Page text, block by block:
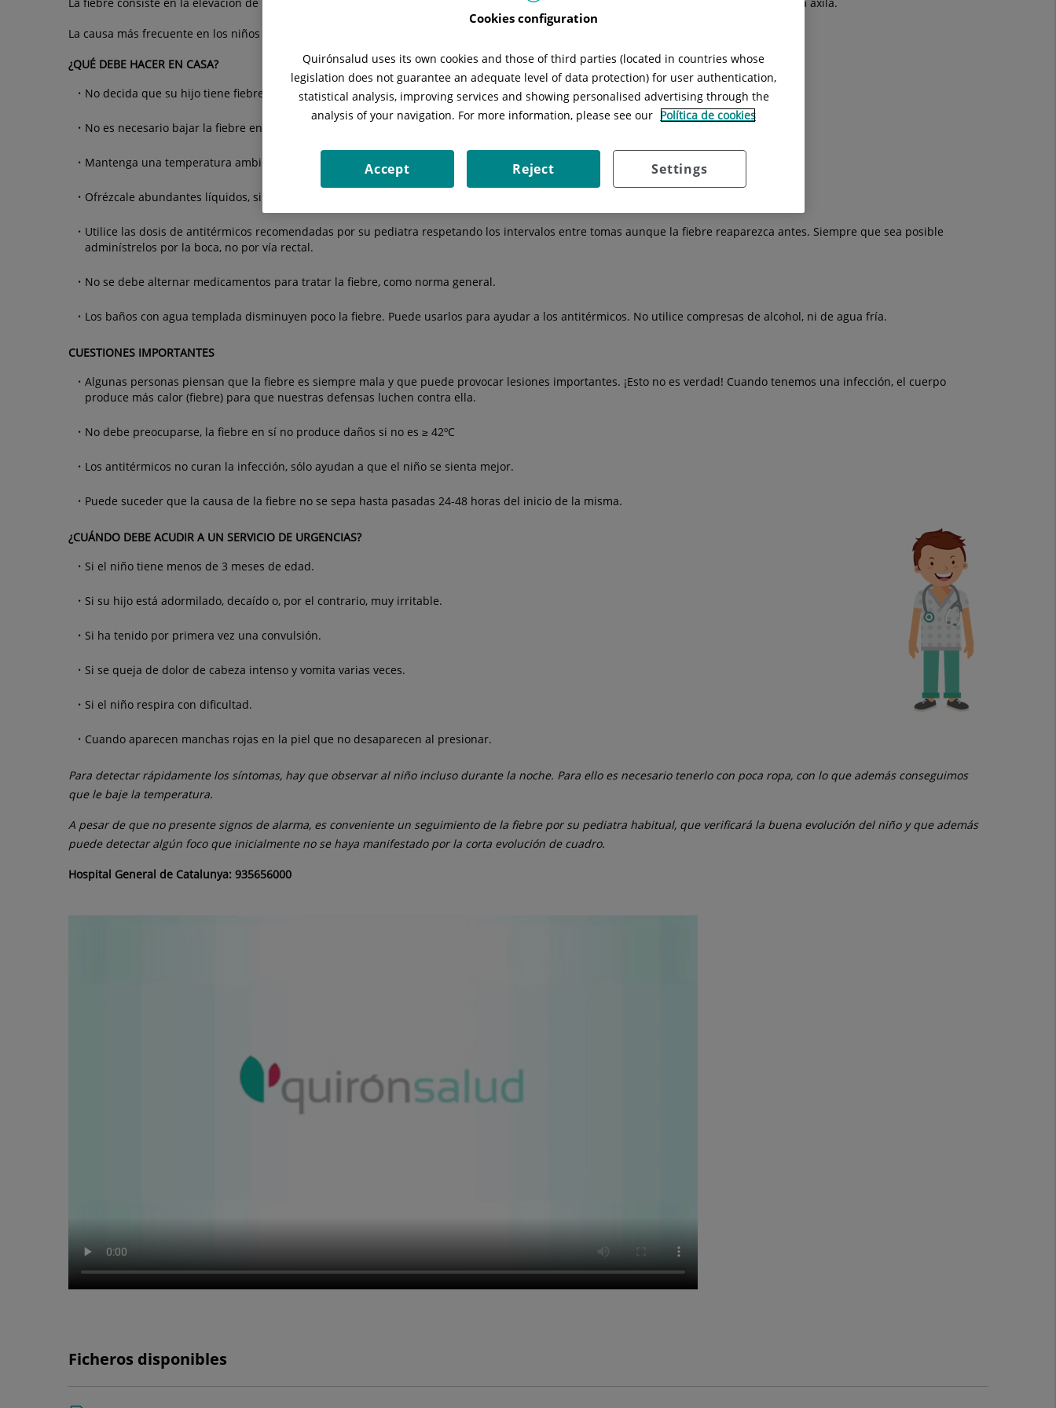
La causa más frecuente en los niños es una infección vírica.
¿QUÉ DEBE HACER EN CASA?
No decida que su hijo tiene fiebre poniéndole la mano sobre la frente, use el termómetro.
No es necesario bajar la fiebre en todas las circunstancias, sólo si el niño está molesto. Esto ocurre, generalmente, a partir de 38-38,5ºC.
Mantenga una temperatura ambiental agradable. No ponga mucha ropa al niño.
Ofrézcale abundantes líquidos, sin forzarle.
Utilice las dosis de antitérmicos recomendadas por su pediatra respetando los intervalos entre tomas aunque la fiebre reaparezca antes. Siempre que sea posible
adminístrelos por la boca, no por vía rectal.
No se debe alternar medicamentos para tratar la fiebre, como norma general.
Los baños con agua templada disminuyen poco la fiebre. Puede usarlos para ayudar a los antitérmicos. No utilice compresas de alcohol, ni de agua fría.
CUESTIONES IMPORTANTES
Algunas personas piensan que la fiebre es siempre mala y que puede provocar lesiones importantes. ¡Esto no es verdad! Cuando tenemos una infección, el cuerpo
produce más calor (fiebre) para que nuestras defensas luchen contra ella.
No debe preocuparse, la fiebre en sí no produce daños si no es ≥ 42ºC
Los antitérmicos no curan la infección, sólo ayudan a que el niño se sienta mejor.
Puede suceder que la causa de la fiebre no se sepa hasta pasadas 24-48 horas del inicio de la misma.
¿CUÁNDO DEBE ACUDIR A UN SERVICIO DE URGENCIAS?
Si el niño tiene menos de 3 meses de edad.
Si su hijo está adormilado, decaído o, por el contrario, muy irritable.
Si ha tenido por primera vez una convulsión.
Si se queja de dolor de cabeza intenso y vomita varias veces.
Si el niño respira con dificultad.
Cuando aparecen manchas rojas en la piel que no desaparecen al presionar.
Para detectar rápidamente los síntomas, hay que observar al niño incluso durante la noche. Para ello es necesario tenerlo con poca ropa, con lo que además conseguimos
que le baje la temperatura.
A pesar de que no presente signos de alarma, es conveniente un seguimiento de la fiebre por su pediatra habitual, que verificará la buena evolución del niño y que además
puede detectar algún foco que inicialmente no se haya manifestado por la corta evolución de cuadro.
Hospital General de Catalunya: 935656000
Ficheros disponibles
Cookies configuration
Quirónsalud uses its own cookies and those of third parties (located in countries whose
legislation does not guarantee an adequate level of data protection) for user authentication,
statistical analysis, improving services and showing personalised advertising through the
analysis of your navigation. For more information, please see our Política de cookies
Settings
Reject
Accept